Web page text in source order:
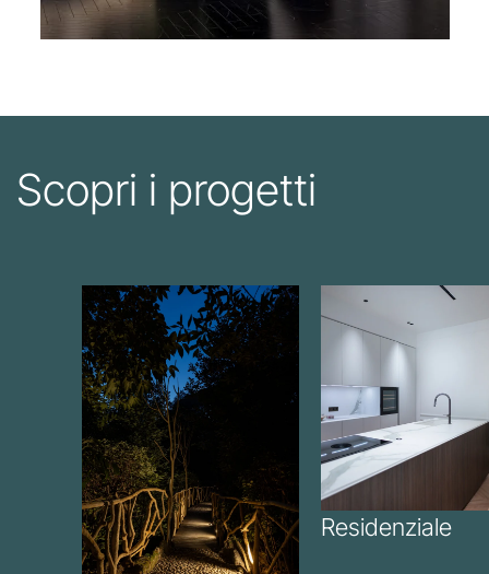
Scopri i progetti
Residenziale